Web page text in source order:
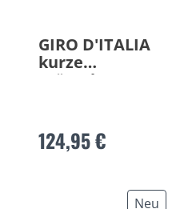
GIRO D'ITALIA
kurze
Trägerhose
124,95 €
Neu